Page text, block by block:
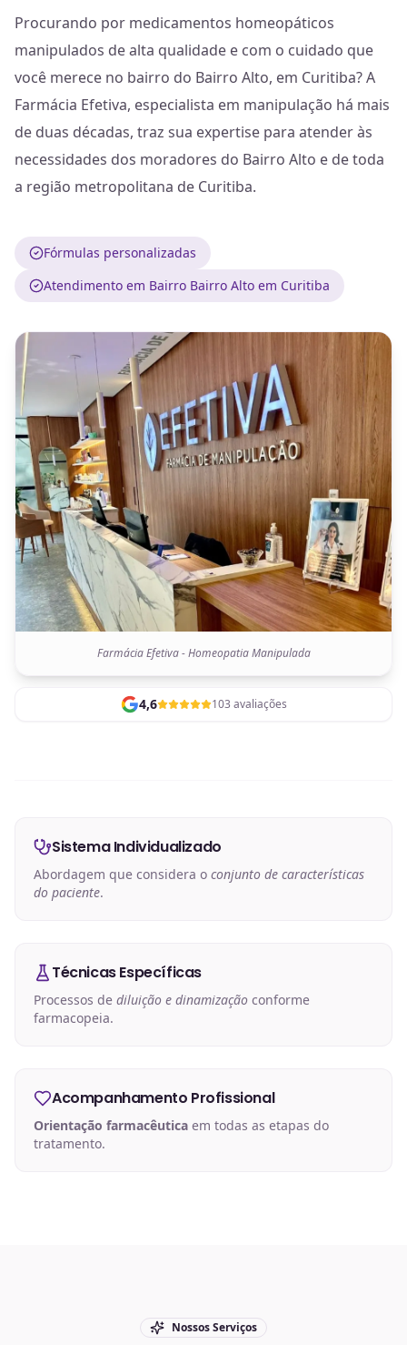
Procurando por medicamentos homeopáticos
manipulados de alta qualidade e com o cuidado que
você merece no bairro do Bairro Alto, em Curitiba? A
Farmácia Efetiva, especialista em manipulação há mais
de duas décadas, traz sua expertise para atender às
necessidades dos moradores do Bairro Alto e de toda
a região metropolitana de Curitiba.
Fórmulas personalizadas
Atendimento em Bairro Bairro Alto em Curitiba
Farmácia Efetiva - Homeopatia Manipulada
4,6 103 avaliações
Sistema Individualizado
Abordagem que considera o conjunto de características
do paciente.
Técnicas Específicas
Processos de diluição e dinamização conforme
farmacopeia.
Acompanhamento Profissional
Orientação farmacêutica em todas as etapas do
tratamento.
Nossos Serviços